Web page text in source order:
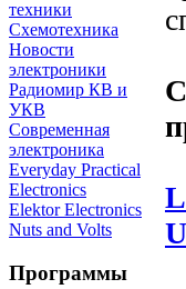
техники
Схемотехника
Новости
электроники
Радиомир КВ и
УКВ
Современная
электроника
Everyday Practical
Electronics
Elektor Electronics
Nuts and Volts
Программы